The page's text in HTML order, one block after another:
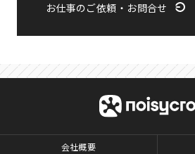
お仕事のご依頼・お問合せ
会社概要